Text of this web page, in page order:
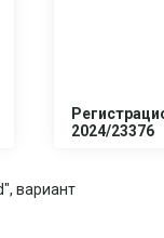
2024/23376
вариант